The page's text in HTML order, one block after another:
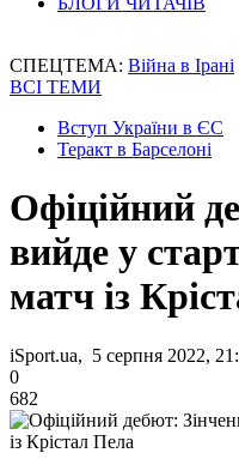
СПЕЦТЕМА: Війна в Ірані
ВСІ ТЕМИ
Вступ України в ЄС
Теракт в Барселоні
Офіційний
вийде у
матч із
iSport.ua, 5 серпня 2022,
0
682